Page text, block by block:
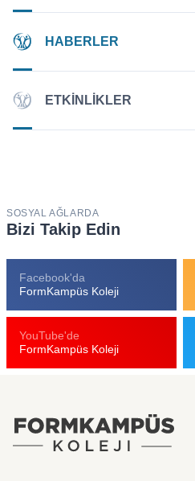
HABERLER
ETKINLIKLER
SOSYAL AĞLARDA
Bizi Takip Edin
Facebook'da
FormKampüs Koleji
YouTube'de
FormKampüs Koleji